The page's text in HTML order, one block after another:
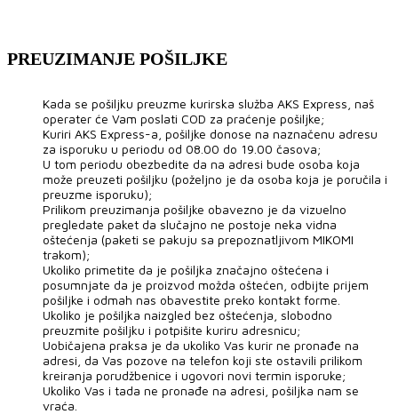
PREUZIMANJE POŠILJKE
Kada se pošiljku preuzme kurirska služba AKS Express, naš
operater će Vam poslati COD za praćenje pošiljke;
Kuriri AKS Express-a, pošiljke donose na naznačenu adresu
za isporuku u periodu od 08.00 do 19.00 časova;
U tom periodu obezbedite da na adresi bude osoba koja
može preuzeti pošiljku (poželjno je da osoba koja je poručila i
preuzme isporuku);
Prilikom preuzimanja pošiljke obavezno je da vizuelno
pregledate paket da slučajno ne postoje neka vidna
oštećenja (paketi se pakuju sa prepoznatljivom MIKOMI
trakom);
Ukoliko primetite da je pošiljka značajno oštećena i
posumnjate da je proizvod možda oštećen, odbijte prijem
pošiljke i odmah nas obavestite preko kontakt forme.
Ukoliko je pošiljka naizgled bez oštećenja, slobodno
preuzmite pošiljku i potpišite kuriru adresnicu;
Uobičajena praksa je da ukoliko Vas kurir ne pronađe na
adresi, da Vas pozove na telefon koji ste ostavili prilikom
kreiranja porudžbenice i ugovori novi termin isporuke;
Ukoliko Vas i tada ne pronađe na adresi, pošiljka nam se
vraća.